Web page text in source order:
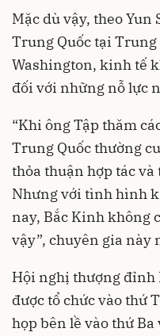
Mặc dù vậy, theo
Trung Quốc tại
Washington, kinh tế
đối với những nỗ lực
“Khi ông Tập thăm
Trung Quốc thường
thỏa thuận hợp tác
Nhưng với tình hình
nay, Bắc Kinh không
vậy”, chuyên gia này
Hội nghị thượng đỉnh
được tổ chức vào thứ
họp bên lề vào thứ